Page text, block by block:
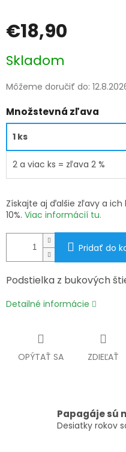
€18,90
cena:
Skladom
Môžeme doručiť do:
Množstevná zľava
1 ks
2 a viac ks = zľava 2 %
Získajte aj ďalšie zľavy a
10%. Viac informácií tu.
Pridať do
Podstielka z bukových
Detailné informácie
OPÝTAŤ SA ZDIEĽAŤ
Papagáje sú
Desiatky rokov